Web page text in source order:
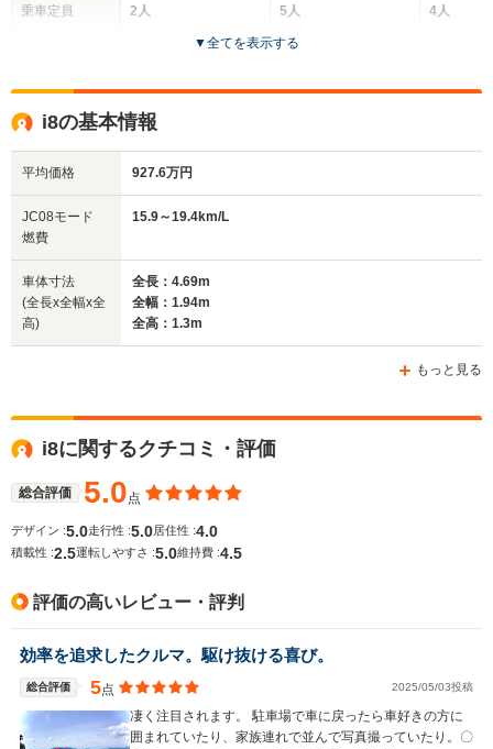
乗車定員
サイズ
(全長x全幅x全高)
WLTCモード
燃費
2人
全幅
1.94m
5人
4ドア
4人
▼全てを表示する
i8の基本情報
平均価格 927.6万円
JC08モード
燃費
15.9～19.4km/L
車体寸法
(全長x全幅x全
高)
全長：4.69m
全幅：1.94m
全高：1.3m
もっと見る
i8に関するクチコミ・評価
総合評価 5.0点
デザイン :5.0走行性 :5.0 居住性 :4.0
積載性 :2.5運転しやすさ :5.0維持費 :4.5
評価の高いレビュー・評判
効率を追求したクルマ。駆け抜ける喜び。
総合評価 5点 2025/05/03投稿
凄く注目されます。 駐車場で車に戻ったら車好きの方に
囲まれていたり、家族連れで並んで写真撮っていたり。〇